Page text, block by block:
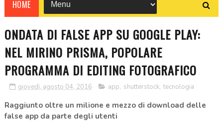
HOME
ONDATA DI FALSE APP SU GOOGLE PLAY:
NEL MIRINO PRISMA, POPOLARE
PROGRAMMA DI EDITING FOTOGRAFICO
giovedì, agosto 04, 2016 app, shutterstock, tecnologia
Raggiunto oltre un milione e mezzo di download delle
false app da parte degli utenti